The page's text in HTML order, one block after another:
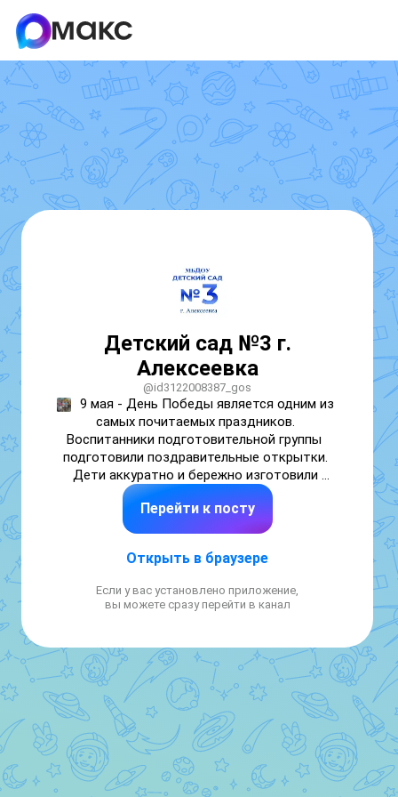
Детский сад №3 г.
Алексеевка
@id3122008387_gos
9 мая - День Победы является одним из
самых почитаемых праздников.
Воспитанники подготовительной группы
подготовили поздравительные открытки.
Дети аккуратно и бережно изготовили
красивые открытки, вложив в них
благодарность за счастливое детство.
Творческая работа помогла почувствовать
Очень важно воспитывать в наших детях
чувство патриотизма, чувство гордости за
Перейти к посту
Открыть в браузере
Если у вас установлено приложение,
вы можете сразу перейти в канал